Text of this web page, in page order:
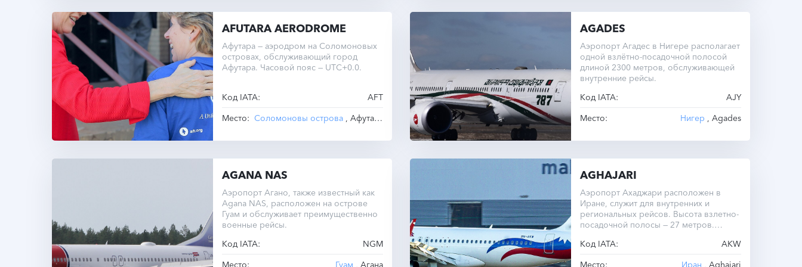
AFUTARA AERODROME
Афутара — аэродром на Соломоновых
островах, обслуживающий город
Афутара. Часовой пояс — UTC+0.0.
Код IATA:
AFT
Место: Соломоновы острова , Афутара
AGADES
Аэропорт Агадес в Нигере располагает
одной взлётно-посадочной полосой
длиной 2300 метров, обслуживающей
внутренние рейсы.
Код IATA:
AJY
Место:
Нигер , Agades
AGANA NAS
Аэропорт Агано, также известный как
Agana NAS, расположен на острове
Гуам и обслуживает преимущественно
военные рейсы.
Код IATA:
NGM
Место:
Гуам , Агана
AGHAJARI
Аэропорт Ахаджари расположен в
Иране, служит для внутренних и
региональных рейсов. Высота взлетно-
посадочной полосы — 27 метров.
+0.0.
Код IATA:
AKW
Место:
Иран , Aghajari